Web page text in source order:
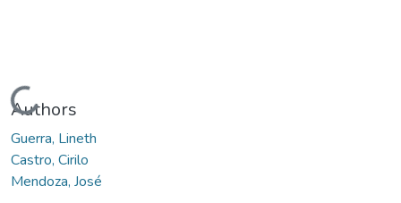
Cargando...
Authors
Guerra, Lineth
Castro, Cirilo
Mendoza, José